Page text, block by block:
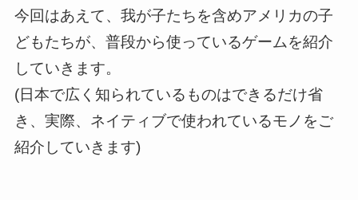
今回はあえて、我が子たちを含めアメリカの子
どもたちが、普段から使っているゲームを紹介
していきます。
(日本で広く知られているものはできるだけ省
き、実際、ネイティブで使われているモノをご
紹介していきます)